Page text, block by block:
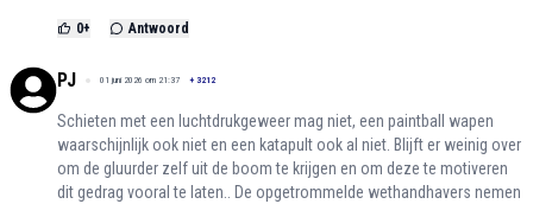
0+ Antwoord
PJ 01 juni 2026 om 21:37 + 3212
Schieten met een luchtdrukgeweer mag niet, een paintball wapen
waarschijnlijk ook niet en een katapult ook al niet. Blijft er weinig over
om de gluurder zelf uit de boom te krijgen en om deze te motiveren
dit gedrag vooral te laten.. De opgetrommelde wethandhavers nemen